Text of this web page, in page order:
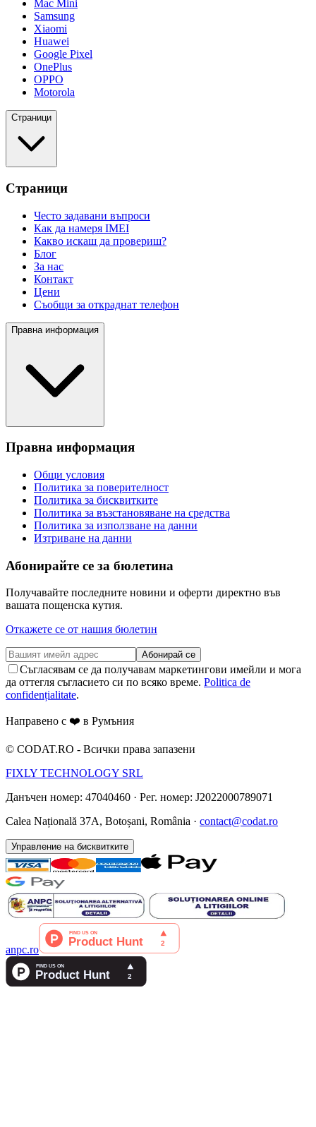
Mac Mini
Samsung
Xiaomi
Huawei
Google Pixel
OnePlus
OPPO
Motorola
Страници
Страници
Често задавани въпроси
Как да намеря IMEI
Какво искаш да провериш?
Блог
За нас
Контакт
Цени
Съобщи за откраднат телефон
Правна информация
Правна информация
Общи условия
Политика за поверителност
Политика за бисквитките
Политика за възстановяване на средства
Политика за използване на данни
Изтриване на данни
Абонирайте се за бюлетина
Получавайте последните новини и оферти директно във
вашата пощенска кутия.
Откажете се от нашия бюлетин
Абонирай се
Съгласявам се да получавам маркетингови имейли и мога
да оттегля съгласието си по всяко време. Politica de
confidențialitate.
Направено с ❤️ в Румъния
© CODAT.RO - Всички права запазени
FIXLY TECHNOLOGY SRL
Данъчен номер: 47040460 · Рег. номер: J2022000789071
Calea Națională 37A, Botoșani, România · contact@codat.ro
Управление на бисквитките
anpc.ro